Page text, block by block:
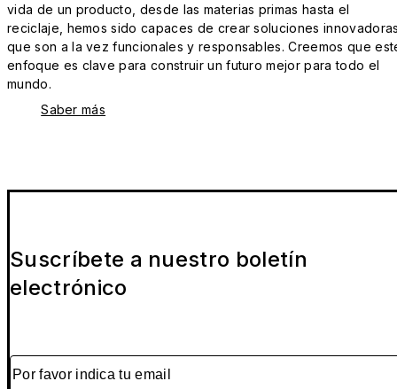
vida de un producto, desde las materias primas hasta el
reciclaje, hemos sido capaces de crear soluciones
que son a la vez funcionales y responsables. Creemos que
enfoque es clave para construir un futuro mejor para todo el
mundo.
Saber más
Suscríbete a nuestro boletín
electrónico
Por favor indica tu email